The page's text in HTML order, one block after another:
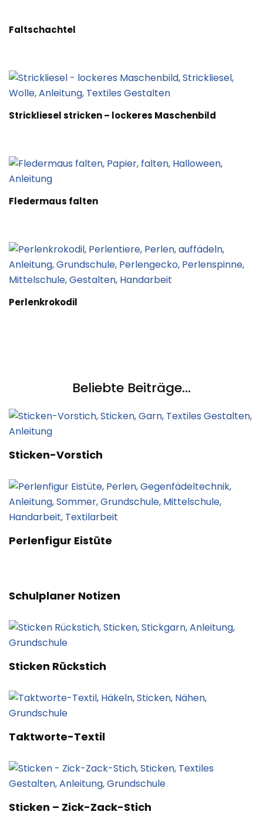
Faltschachtel
Strickliesel stricken – lockeres Maschenbild
Fledermaus falten
Perlenkrokodil
Beliebte Beiträge...
Sticken-Vorstich
Perlenfigur Eistüte
Schulplaner Notizen
Sticken Rückstich
Taktworte-Textil
Sticken – Zick-Zack-Stich